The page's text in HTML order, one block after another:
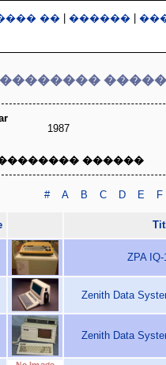
�� ������
1987
������
# A B C D E F
ZPA IQ-
Zenith Data
Zenith Data